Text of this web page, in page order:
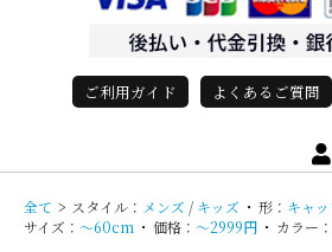
ご利用ガイド よくあるご質問
全て > スタイル： メンズ / キッズ ・ 形： キャ
サイズ： 〜60cm ・ 価格： 〜2999円 ・ カラー：